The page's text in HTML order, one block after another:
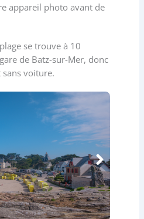
appareil photo avant de
se trouve à 10
de Batz-sur-Mer, donc
sans voiture.